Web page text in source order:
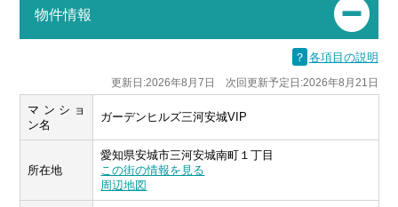
物件情報
？ 各項目の説明
更新日:2026年8月7日 次回更新予定日:2026年8月21日
マンショ
ン名
ガーデンヒルズ三河安城VIP
所在地
愛知県安城市三河安城南町１丁目
この街の情報を見る
周辺地図